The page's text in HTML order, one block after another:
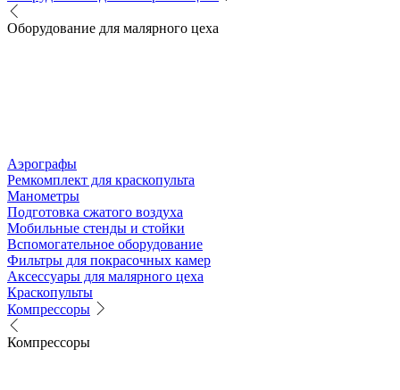
Оборудование для малярного цеха
Аэрографы
Ремкомплект для краскопульта
Манометры
Подготовка сжатого воздуха
Мобильные стенды и стойки
Вспомогательное оборудование
Фильтры для покрасочных камер
Аксессуары для малярного цеха
Краскопульты
Компрессоры
Компрессоры